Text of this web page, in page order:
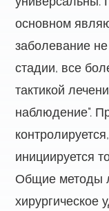
основном
заболевание
стадии, все
тактикой
наблюдение".
инициируется
Общие методы
хирургическое